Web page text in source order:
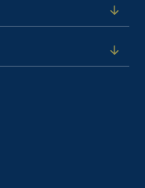
voor
Open
voor
Open